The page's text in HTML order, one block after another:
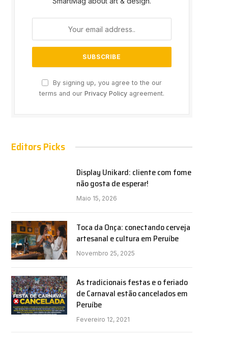
By signing up, you agree to the our
terms and our Privacy Policy agreement.
Editors Picks
Display Unikard: cliente com fome
não gosta de esperar!
Maio 15, 2026
Toca da Onça: conectando cerveja
artesanal e cultura em Peruíbe
Novembro 25, 2025
As tradicionais festas e o feriado
de Carnaval estão cancelados em
Peruíbe
Fevereiro 12, 2021